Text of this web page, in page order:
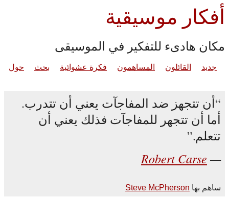
أفكار موسيقية
مكان هادىء للتفكير في الموسيقى
جديد القائلون المساهمون فكرة عشوائية بحث حول
أن تتجهز ضد المفاجآت يعني أن تتدرب.
أما أن تتجهر للمفاجآت فذلك يعني أن
تتعلم.
Robert Carse
ساهم بها Steve McPherson